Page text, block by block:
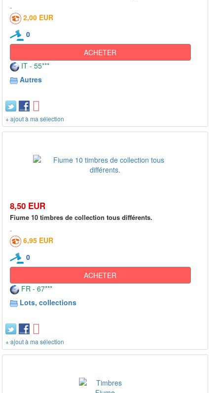
2,00 EUR
0
ACHETER
IT - 55***
Autres
+ ajout à ma sélection
8,50 EUR
Fiume 10 timbres de collection tous différents.
6,95 EUR
0
ACHETER
FR - 67***
Lots, collections
+ ajout à ma sélection